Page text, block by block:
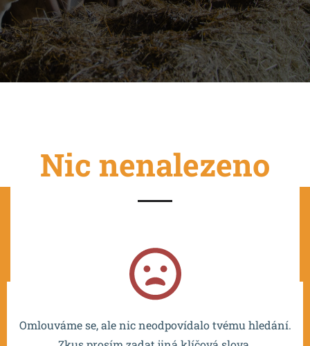
Nic nenalezeno
Omlouváme se, ale nic neodpovídalo tvému hledání.